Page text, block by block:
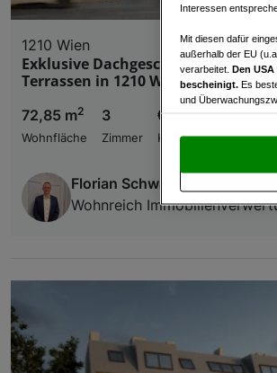
1210 Wien
Exklusive Dachgeschosswohnung
Terrassen in 1210 Wien
72,85 m2
Wohnfläche
3
Zimmer
€ 499.091,00
Kaufpreis
Florian Schwarzenberger
Wohnreich
Interessen
Mit diesen dafür
außerhalb der EU
verarbeitet. Den
bescheinigt. Es
und
und Widerspruch
„Cookie
und der Performance